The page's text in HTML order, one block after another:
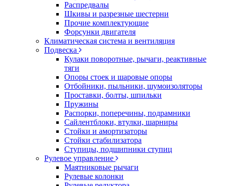
Распредвалы
Шкивы и разрезные шестерни
Прочие комплектующие
Форсунки двигателя
Климатическая система и вентиляция
Подвеска
Кулаки поворотные, рычаги, реактивные
тяги
Опоры стоек и шаровые опоры
Отбойники, пыльники, шумоизоляторы
Проставки, болты, шпильки
Пружины
Распорки, поперечины, подрамники
Сайлентблоки, втулки, шарниры
Стойки и амортизаторы
Стойки стабилизатора
Ступицы, подшипники ступиц
Рулевое управление
Маятниковые рычаги
Рулевые колонки